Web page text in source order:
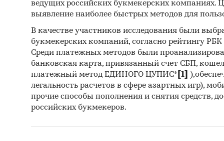
Эта
вам
ведущих российских букмекерских компаниях.
выявление наиболее быстрых методов для
В качестве участников исследования были
букмекерских компаний, согласно рейтингу
Среди платежных методов были
банковская карта, привязанный счет СБП,
платежный метод ЕДИНОГО ЦУПИС* [1]
легальность расчетов в сфере азартных игр),
прочие способы пополнения и снятия средств,
российских букмекеров.